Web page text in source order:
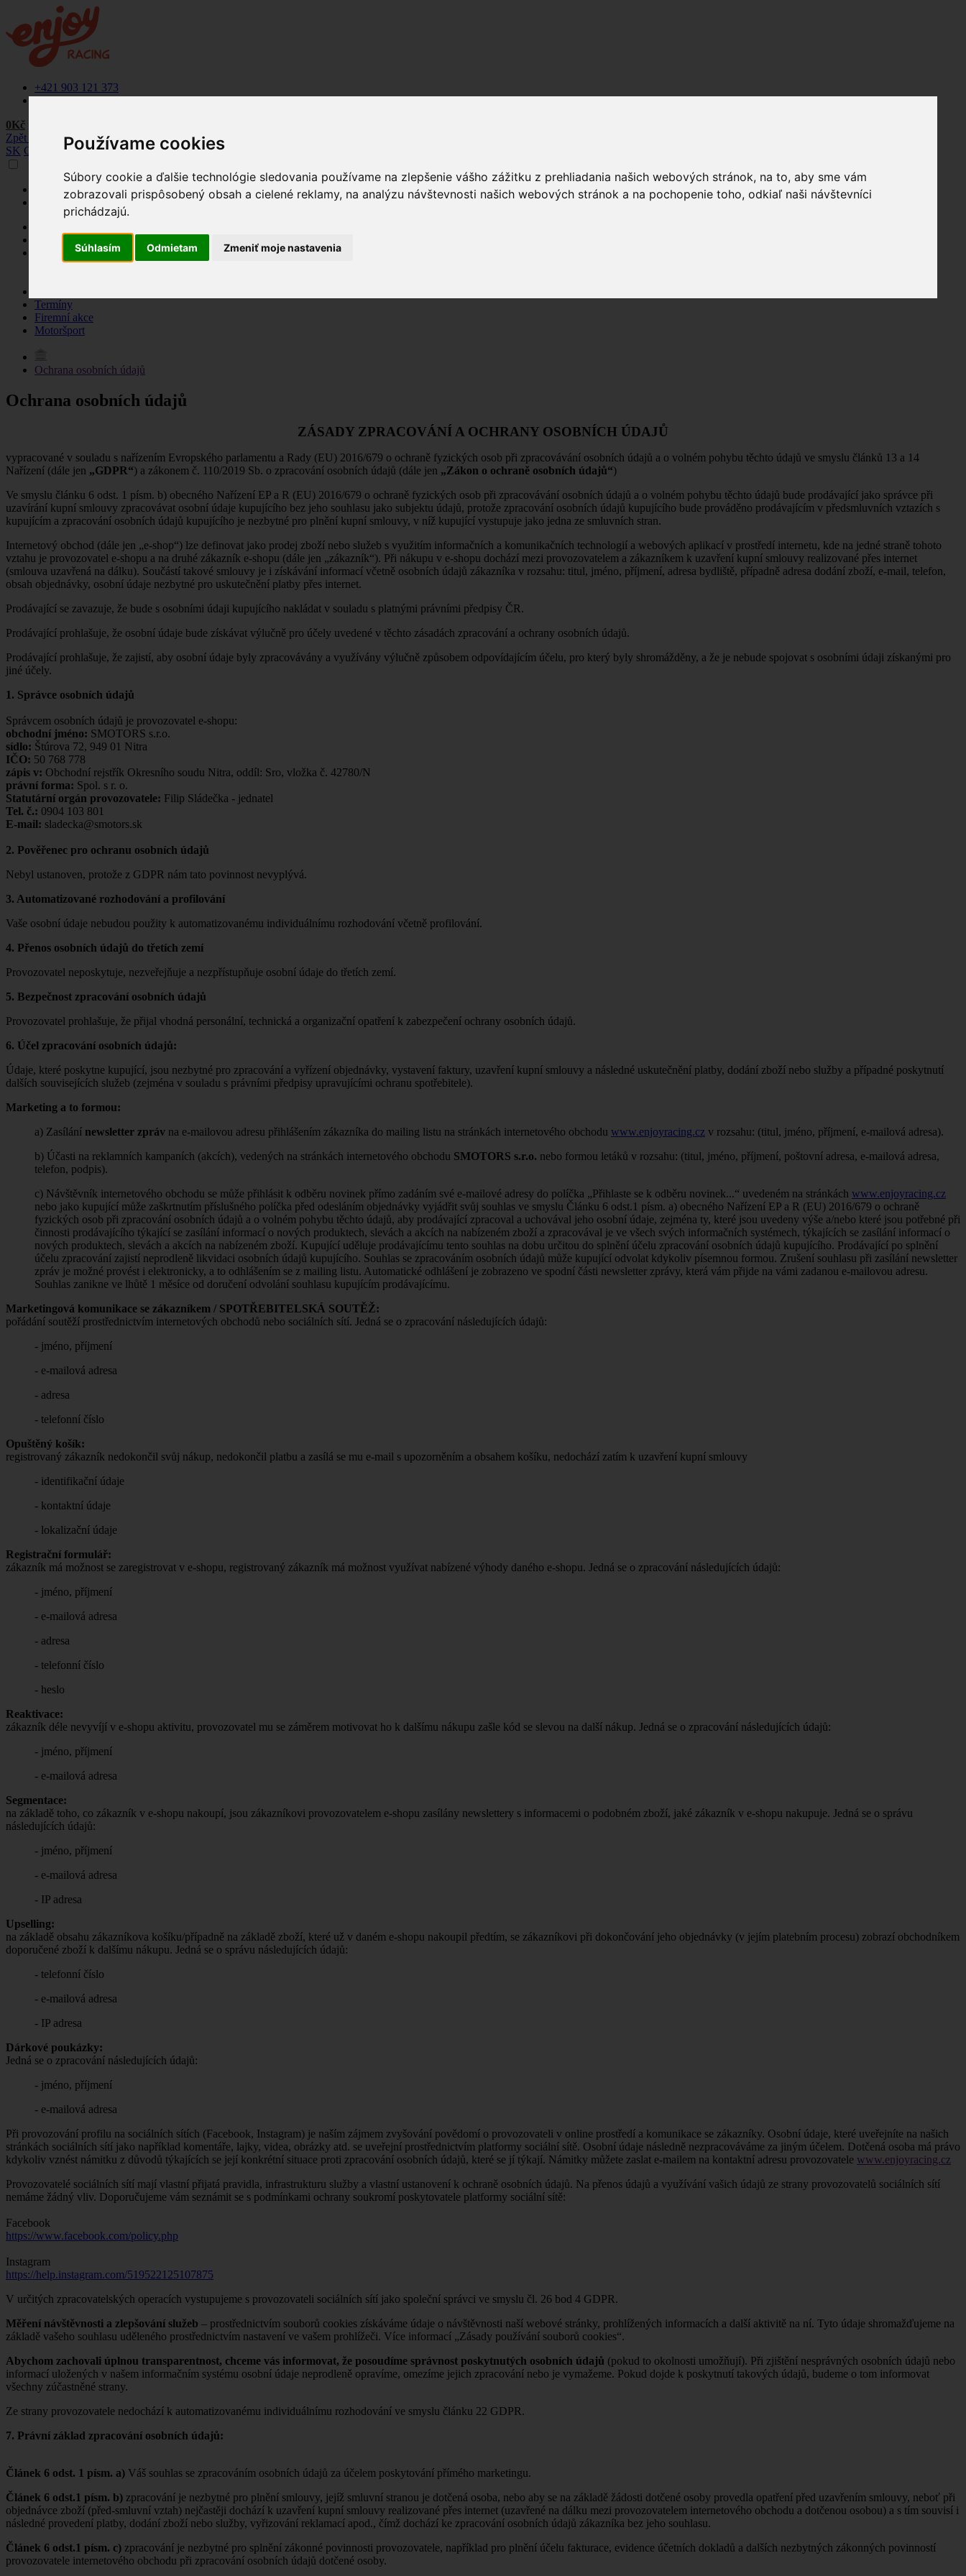
Používame cookies
Súbory cookie a ďalšie technológie sledovania používame na zlepšenie vášho zážitku z prehliadania našich webových stránok, na to, aby sme vám
zobrazovali prispôsobený obsah a cielené reklamy, na analýzu návštevnosti našich webových stránok a na pochopenie toho, odkiaľ naši návštevníci
prichádzajú.
Súhlasím Odmietam Zmeniť moje nastavenia
+421 903 121 373
info@enjoyracing.cz
0Kč
Zpět na web
SK CZ
+421 903 121 373
info@enjoyracing.cz
Ponuka
Naše okruhy
Letištní okruhy
Termíny
Firemní akce
Motoršport
Ochrana osobních údajů
Ochrana osobních údajů
ZÁSADY ZPRACOVÁNÍ A OCHRANY OSOBNÍCH ÚDAJŮ
vypracované v souladu s nařízením Evropského parlamentu a Rady (EU) 2016/679 o ochraně fyzických osob při zpracovávání osobních údajů a o volném pohybu těchto údajů ve smyslu článků 13 a 14
Nařízení (dále jen „GDPR“) a zákonem č. 110/2019 Sb. o zpracování osobních údajů (dále jen „Zákon o ochraně osobních údajů“)
Ve smyslu článku 6 odst. 1 písm. b) obecného Nařízení EP a R (EU) 2016/679 o ochraně fyzických osob při zpracovávání osobních údajů a o volném pohybu těchto údajů bude prodávající jako správce při
uzavírání kupní smlouvy zpracovávat osobní údaje kupujícího bez jeho souhlasu jako subjektu údajů, protože zpracování osobních údajů kupujícího bude prováděno prodávajícím v předsmluvních vztazích s
kupujícím a zpracování osobních údajů kupujícího je nezbytné pro plnění kupní smlouvy, v níž kupující vystupuje jako jedna ze smluvních stran.
Internetový obchod (dále jen „e-shop“) lze definovat jako prodej zboží nebo služeb s využitím informačních a komunikačních technologií a webových aplikací v prostředí internetu, kde na jedné straně tohoto
vztahu je provozovatel e-shopu a na druhé zákazník e-shopu (dále jen „zákazník“). Při nákupu v e-shopu dochází mezi provozovatelem a zákazníkem k uzavření kupní smlouvy realizované přes internet
(smlouva uzavřená na dálku). Součástí takové smlouvy je i získávání informací včetně osobních údajů zákazníka v rozsahu: titul, jméno, příjmení, adresa bydliště, případně adresa dodání zboží, e-mail, telefon,
obsah objednávky, osobní údaje nezbytné pro uskutečnění platby přes internet.
Prodávající se zavazuje, že bude s osobními údaji kupujícího nakládat v souladu s platnými právními předpisy ČR.
Prodávající prohlašuje, že osobní údaje bude získávat výlučně pro účely uvedené v těchto zásadách zpracování a ochrany osobních údajů.
Prodávající prohlašuje, že zajistí, aby osobní údaje byly zpracovávány a využívány výlučně způsobem odpovídajícím účelu, pro který byly shromážděny, a že je nebude spojovat s osobními údaji získanými pro
jiné účely.
1. Správce osobních údajů
Správcem osobních údajů je provozovatel e-shopu:
obchodní jméno: SMOTORS s.r.o.
sídlo: Štúrova 72, 949 01 Nitra
IČO: 50 768 778
zápis v: Obchodní rejstřík Okresního soudu Nitra, oddíl: Sro, vložka č. 42780/N
právní forma: Spol. s r. o.
Statutární orgán provozovatele: Filip Sládečka - jednatel
Tel. č.: 0904 103 801
E-mail: sladecka@smotors.sk
2. Pověřenec pro ochranu osobních údajů
Nebyl ustanoven, protože z GDPR nám tato povinnost nevyplývá.
3. Automatizované rozhodování a profilování
Vaše osobní údaje nebudou použity k automatizovanému individuálnímu rozhodování včetně profilování.
4. Přenos osobních údajů do třetích zemí
Provozovatel neposkytuje, nezveřejňuje a nezpřístupňuje osobní údaje do třetích zemí.
5. Bezpečnost zpracování osobních údajů
Provozovatel prohlašuje, že přijal vhodná personální, technická a organizační opatření k zabezpečení ochrany osobních údajů.
6. Účel zpracování osobních údajů:
Údaje, které poskytne kupující, jsou nezbytné pro zpracování a vyřízení objednávky, vystavení faktury, uzavření kupní smlouvy a následné uskutečnění platby, dodání zboží nebo služby a případné poskytnutí
dalších souvisejících služeb (zejména v souladu s právními předpisy upravujícími ochranu spotřebitele).
Marketing a to formou:
a) Zasílání newsletter zpráv na e-mailovou adresu přihlášením zákazníka do mailing listu na stránkách internetového obchodu www.enjoyracing.cz v rozsahu: (titul, jméno, příjmení, e-mailová adresa).
b) Účasti na reklamních kampaních (akcích), vedených na stránkách internetového obchodu SMOTORS s.r.o. nebo formou letáků v rozsahu: (titul, jméno, příjmení, poštovní adresa, e-mailová adresa,
telefon, podpis).
c) Návštěvník internetového obchodu se může přihlásit k odběru novinek přímo zadáním své e-mailové adresy do políčka „Přihlaste se k odběru novinek...“ uvedeném na stránkách www.enjoyracing.cz
nebo jako kupující může zaškrtnutím příslušného políčka před odesláním objednávky vyjádřit svůj souhlas ve smyslu Článku 6 odst.1 písm. a) obecného Nařízení EP a R (EU) 2016/679 o ochraně
fyzických osob při zpracování osobních údajů a o volném pohybu těchto údajů, aby prodávající zpracoval a uchovával jeho osobní údaje, zejména ty, které jsou uvedeny výše a/nebo které jsou potřebné při
činnosti prodávajícího týkající se zasílání informací o nových produktech, slevách a akcích na nabízeném zboží a zpracovával je ve všech svých informačních systémech, týkajících se zasílání informací o
nových produktech, slevách a akcích na nabízeném zboží. Kupující uděluje prodávajícímu tento souhlas na dobu určitou do splnění účelu zpracování osobních údajů kupujícího. Prodávající po splnění
účelu zpracování zajistí neprodleně likvidaci osobních údajů kupujícího. Souhlas se zpracováním osobních údajů může kupující odvolat kdykoliv písemnou formou. Zrušení souhlasu při zasílání newsletter
zpráv je možné provést i elektronicky, a to odhlášením se z mailing listu. Automatické odhlášení je zobrazeno ve spodní části newsletter zprávy, která vám přijde na vámi zadanou e-mailovou adresu.
Souhlas zanikne ve lhůtě 1 měsíce od doručení odvolání souhlasu kupujícím prodávajícímu.
Marketingová komunikace se zákazníkem / SPOTŘEBITELSKÁ SOUTĚŽ:
pořádání soutěží prostřednictvím internetových obchodů nebo sociálních sítí. Jedná se o zpracování následujících údajů:
- jméno, příjmení
- e-mailová adresa
- adresa
- telefonní číslo
Opuštěný košík:
registrovaný zákazník nedokončil svůj nákup, nedokončil platbu a zasílá se mu e-mail s upozorněním a obsahem košíku, nedochází zatím k uzavření kupní smlouvy
- identifikační údaje
- kontaktní údaje
- lokalizační údaje
Registrační formulář:
zákazník má možnost se zaregistrovat v e-shopu, registrovaný zákazník má možnost využívat nabízené výhody daného e-shopu. Jedná se o zpracování následujících údajů:
- jméno, příjmení
- e-mailová adresa
- adresa
- telefonní číslo
- heslo
Reaktivace:
zákazník déle nevyvíjí v e-shopu aktivitu, provozovatel mu se záměrem motivovat ho k dalšímu nákupu zašle kód se slevou na další nákup. Jedná se o zpracování následujících údajů:
- jméno, příjmení
- e-mailová adresa
Segmentace:
na základě toho, co zákazník v e-shopu nakoupí, jsou zákazníkovi provozovatelem e-shopu zasílány newslettery s informacemi o podobném zboží, jaké zákazník v e-shopu nakupuje. Jedná se o správu
následujících údajů:
- jméno, příjmení
- e-mailová adresa
- IP adresa
Upselling:
na základě obsahu zákazníkova košíku/případně na základě zboží, které už v daném e-shopu nakoupil předtím, se zákazníkovi při dokončování jeho objednávky (v jejím platebním procesu) zobrazí obchodníkem
doporučené zboží k dalšímu nákupu. Jedná se o správu následujících údajů:
- telefonní číslo
- e-mailová adresa
- IP adresa
Dárkové poukázky:
Jedná se o zpracování následujících údajů:
- jméno, příjmení
- e-mailová adresa
Při provozování profilu na sociálních sítích (Facebook, Instagram) je naším zájmem zvyšování povědomí o provozovateli v online prostředí a komunikace se zákazníky. Osobní údaje, které uveřejníte na našich
stránkách sociálních sítí jako například komentáře, lajky, videa, obrázky atd. se uveřejní prostřednictvím platformy sociální sítě. Osobní údaje následně nezpracováváme za jiným účelem. Dotčená osoba má právo
kdykoliv vznést námitku z důvodů týkajících se její konkrétní situace proti zpracování osobních údajů, které se jí týkají. Námitky můžete zaslat e-mailem na kontaktní adresu provozovatele www.enjoyracing.cz
Provozovatelé sociálních sítí mají vlastní přijatá pravidla, infrastrukturu služby a vlastní ustanovení k ochraně osobních údajů. Na přenos údajů a využívání vašich údajů ze strany provozovatelů sociálních sítí
nemáme žádný vliv. Doporučujeme vám seznámit se s podmínkami ochrany soukromí poskytovatele platformy sociální sítě:
Facebook
https://www.facebook.com/policy.php
Instagram
https://help.instagram.com/519522125107875
V určitých zpracovatelských operacích vystupujeme s provozovateli sociálních sítí jako společní správci ve smyslu čl. 26 bod 4 GDPR.
Měření návštěvnosti a zlepšování služeb – prostřednictvím souborů cookies získáváme údaje o návštěvnosti naší webové stránky, prohlížených informacích a další aktivitě na ní. Tyto údaje shromažďujeme na
základě vašeho souhlasu uděleného prostřednictvím nastavení ve vašem prohlížeči. Více informací „Zásady používání souborů cookies“.
Abychom zachovali úplnou transparentnost, chceme vás informovat, že posoudíme správnost poskytnutých osobních údajů (pokud to okolnosti umožňují). Při zjištění nesprávných osobních údajů nebo
informací uložených v našem informačním systému osobní údaje neprodleně opravíme, omezíme jejich zpracování nebo je vymažeme. Pokud dojde k poskytnutí takových údajů, budeme o tom informovat
všechny zúčastněné strany.
Ze strany provozovatele nedochází k automatizovanému individuálnímu rozhodování ve smyslu článku 22 GDPR.
7. Právní základ zpracování osobních údajů:
Článek 6 odst. 1 písm. a) Váš souhlas se zpracováním osobních údajů za účelem poskytování přímého marketingu.
Článek 6 odst.1 písm. b) zpracování je nezbytné pro plnění smlouvy, jejíž smluvní stranou je dotčená osoba, nebo aby se na základě žádosti dotčené osoby provedla opatření před uzavřením smlouvy, neboť při
objednávce zboží (před-smluvní vztah) nejčastěji dochází k uzavření kupní smlouvy realizované přes internet (uzavřené na dálku mezi provozovatelem internetového obchodu a dotčenou osobou) a s tím souvisí i
následné provedení platby, dodání zboží nebo služby, vyřizování reklamací apod., čímž dochází ke zpracování osobních údajů zákazníka bez jeho souhlasu.
Článek 6 odst.1 písm. c) zpracování je nezbytné pro splnění zákonné povinnosti provozovatele, například pro plnění účelu fakturace, evidence účetních dokladů a dalších nezbytných zákonných povinností
provozovatele internetového obchodu při zpracování osobních údajů dotčené osoby.